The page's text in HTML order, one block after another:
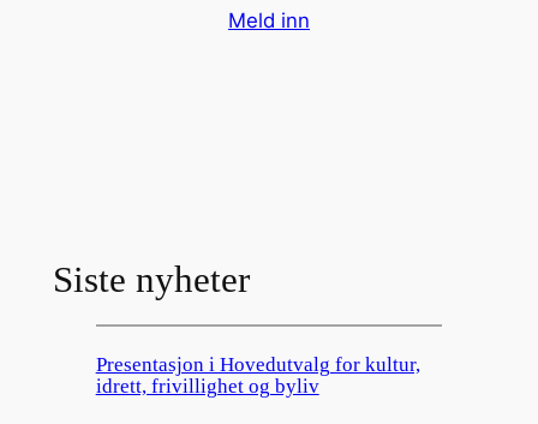
Meld inn
Siste nyheter
Presentasjon i Hovedutvalg for kultur,
idrett, frivillighet og byliv